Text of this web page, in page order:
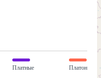
Платные Платон